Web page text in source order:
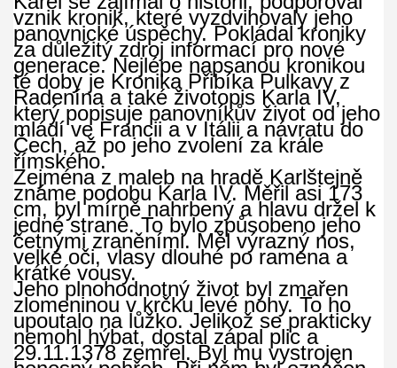
vznik kronik, které vyzdvihovaly jeho
panovnické úspěchy. Pokládal kroniky
za důležitý zdroj informací pro nové
generace. Nejlépe napsanou kronikou
té doby je Kronika Přibíka Pulkavy z
Radenína a také životopis Karla IV,
který popisuje panovníkův život od jeho
mládí ve Francii a v Itálii a návratu do
Čech, až po jeho zvolení za krále
římského.
Zejména z maleb na hradě Karlštejně
známe podobu Karla IV. Měřil asi 173
cm, byl mírně nahrbený a hlavu držel k
jedné straně. To bylo způsobeno jeho
četnými zraněními. Měl výrazný nos,
velké oči, vlasy dlouhé po ramena a
krátké vousy.
Jeho plnohodnotný život byl zmařen
zlomeninou v krčku levé nohy. To ho
upoutalo na lůžko. Jelikož se prakticky
nemohl hýbat, dostal zápal plic a
29.11.1378 zemřel. Byl mu vystrojen